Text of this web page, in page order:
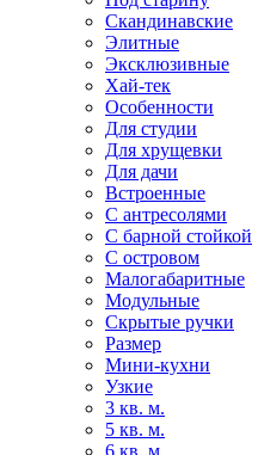
Скандинавские
Элитные
Эксклюзивные
Хай-тек
Особенности
Для студии
Для хрущевки
Для дачи
Встроенные
С антресолями
С барной стойкой
С островом
Малогабаритные
Модульные
Скрытые ручки
Размер
Мини-кухни
Узкие
3 кв. м.
5 кв. м.
6 кв. м.